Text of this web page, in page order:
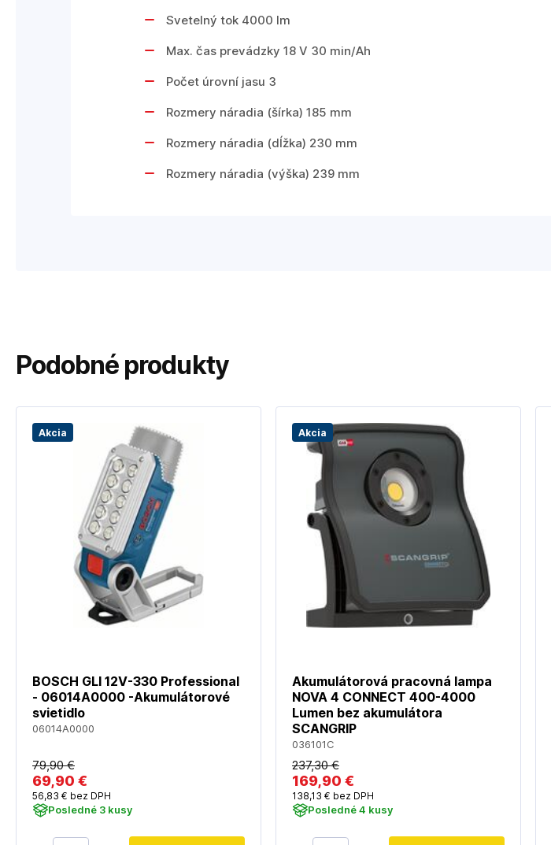
Svetelný tok 4000 lm
Max. čas prevádzky 18 V 30 min/Ah
Počet úrovní jasu 3
Rozmery náradia (šírka) 185 mm
Rozmery náradia (dĺžka) 230 mm
Rozmery náradia (výška) 239 mm
Podobné produkty
Akcia
BOSCH GLI 12V-330 Professional
- 06014A0000 -Akumulátorové
svietidlo
06014A0000
79,90 €
69,90 €
56,83 € bez DPH
Posledné 3 kusy
Akcia
Akumulátorová pracovná lampa
NOVA 4 CONNECT 400-4000
Lumen bez akumulátora
SCANGRIP
036101C
237,30 €
169,90 €
138,13 € bez DPH
Posledné 4 kusy